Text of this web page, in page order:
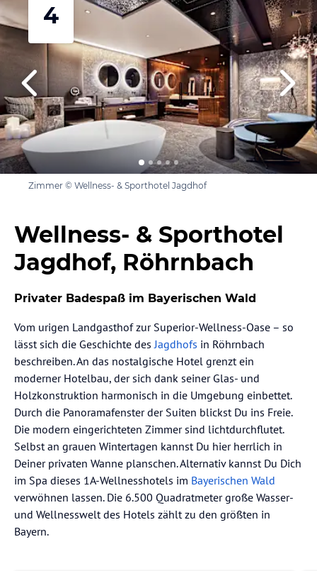
4
Zimmer © Wellness- & Sporthotel Jagdhof
Wellness- & Sporthotel
Jagdhof, Röhrnbach
Privater Badespaß im Bayerischen Wald
Vom urigen Landgasthof zur Superior-Wellness-Oase – so
lässt sich die Geschichte desJagdhofs in Röhrnbach
beschreiben. An das nostalgische Hotel grenzt ein
moderner Hotelbau, der sich dank seiner Glas- und
Holzkonstruktion harmonisch in die Umgebung einbettet.
Durch die Panoramafenster der Suiten blickst Du ins Freie.
Die modern eingerichteten Zimmer sind lichtdurchflutet.
Selbst an grauen Wintertagen kannst Du hier herrlich in
Deiner privaten Wanne planschen. Alternativ kannst Du Dich
im Spa dieses 1A-Wellnesshotels im Bayerischen Wald
verwöhnen lassen. Die 6.500 Quadratmeter große Wasser-
und Wellnesswelt des Hotels zählt zu den größten in
Bayern.